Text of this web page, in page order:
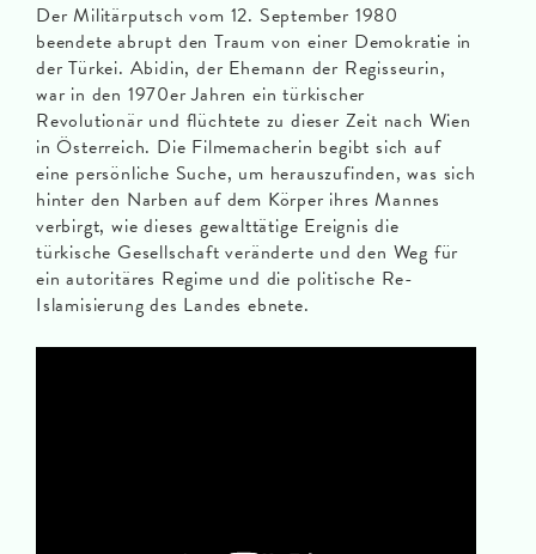
Der Militärputsch vom 12. September 1980
beendete abrupt den Traum von einer Demokratie in
der Türkei. Abidin, der Ehemann der Regisseurin,
war in den 1970er Jahren ein türkischer
Revolutionär und flüchtete zu dieser Zeit nach Wien
in Österreich. Die Filmemacherin begibt sich auf
eine persönliche Suche, um herauszufinden, was sich
hinter den Narben auf dem Körper ihres Mannes
verbirgt, wie dieses gewalttätige Ereignis die
türkische Gesellschaft veränderte und den Weg für
ein autoritäres Regime und die politische Re-
Islamisierung des Landes ebnete.